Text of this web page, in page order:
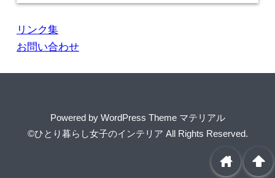
リンク集
お問い合わせ
Powered by WordPress Theme マテリアル
©ひとり暮らし女子のインテリア All Rights Reserved.
arrowup
home